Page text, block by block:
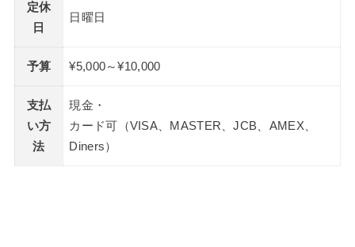
定休
日
日曜日
予算 ¥5,000～¥10,000
支払
い方
法
現金・
カード可（VISA、MASTER、JCB、AMEX、
Diners）